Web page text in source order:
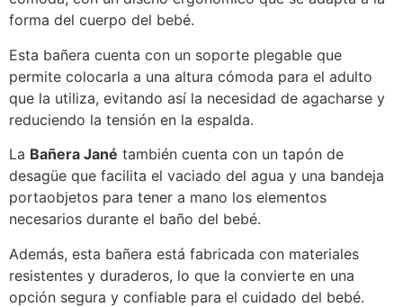
forma del cuerpo del bebé.
Esta bañera cuenta con un soporte plegable que
permite colocarla a una altura cómoda para el adulto
que la utiliza, evitando así la necesidad de agacharse y
reduciendo la tensión en la espalda.
La Bañera Jané también cuenta con un tapón de
desagüe que facilita el vaciado del agua y una bandeja
portaobjetos para tener a mano los elementos
necesarios durante el baño del bebé.
Además, esta bañera está fabricada con materiales
resistentes y duraderos, lo que la convierte en una
opción segura y confiable para el cuidado del bebé.